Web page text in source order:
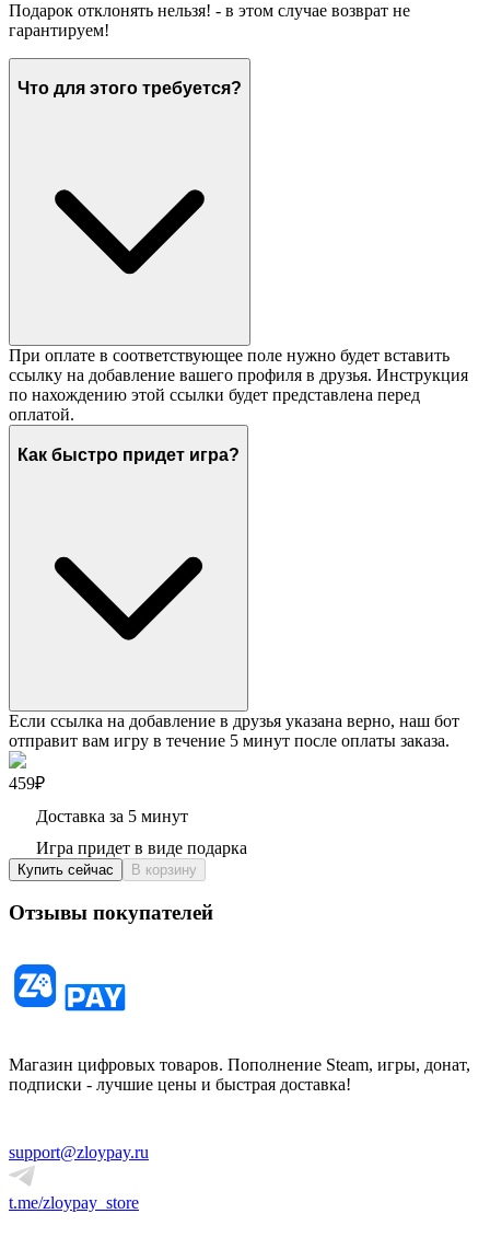
Подарок отклонять нельзя! - в этом случае возврат не
гарантируем!
Что для этого требуется?
При оплате в соответствующее поле нужно будет вставить
ссылку на добавление вашего профиля в друзья. Инструкция
по нахождению этой ссылки будет представлена перед
оплатой.
Как быстро придет игра?
Если ссылка на добавление в друзья указана верно, наш бот
отправит вам игру в течение 5 минут после оплаты заказа.
459₽
Доставка за 5 минут
Игра придет в виде подарка
Купить сейчас В корзину
Отзывы покупателей
Магазин цифровых товаров. Пополнение Steam, игры, донат,
подписки - лучшие цены и быстрая доставка!
support@zloypay.ru
t.me/zloypay_store